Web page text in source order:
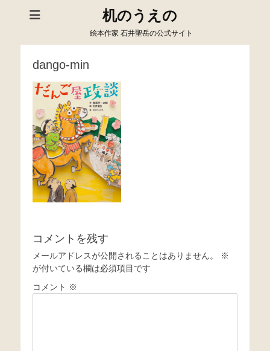
机のうえの
絵本作家 石井聖岳の公式サイト
dango-min
コメントを残す
メールアドレスが公開されることはありません。
※
が付いている欄は必須項目です
コメント ※